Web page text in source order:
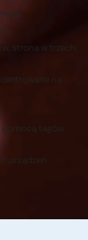
strona w trzech
na
pomocą tagów
urządzeń